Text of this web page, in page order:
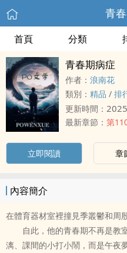
青
首頁 分類
青春期病症
作者： 浪南花
類別： 精品 / 排
更新時間：
最新章節： 第
立即閱讀 章
內容簡介
在體育器材室裡撞見季叢鬱和周
自此，他的青春期不再是教
漓、課間的小打小鬧，而是午夜